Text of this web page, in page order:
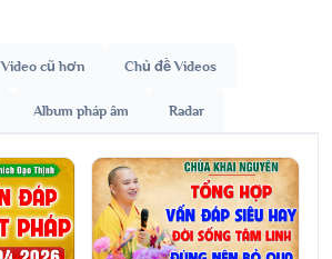
Video cũ hơn Chủ đề Videos
Album pháp âm Radar